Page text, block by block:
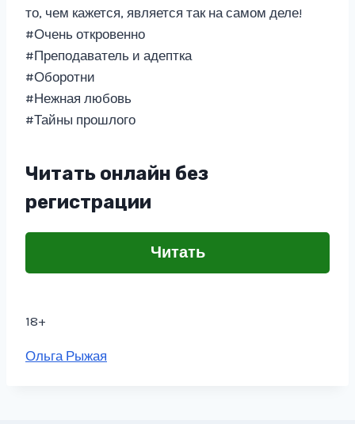
то, чем кажется, является так на самом деле!
#Очень откровенно
#Преподаватель и адептка
#Оборотни
#Нежная любовь
#Тайны прошлого
Читать онлайн без
регистрации
Читать
18+
Метки
Ольга Рыжая